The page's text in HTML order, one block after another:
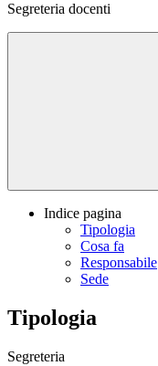
Segreteria docenti
Indice pagina
Tipologia
Cosa fa
Responsabile
Sede
Tipologia
Segreteria